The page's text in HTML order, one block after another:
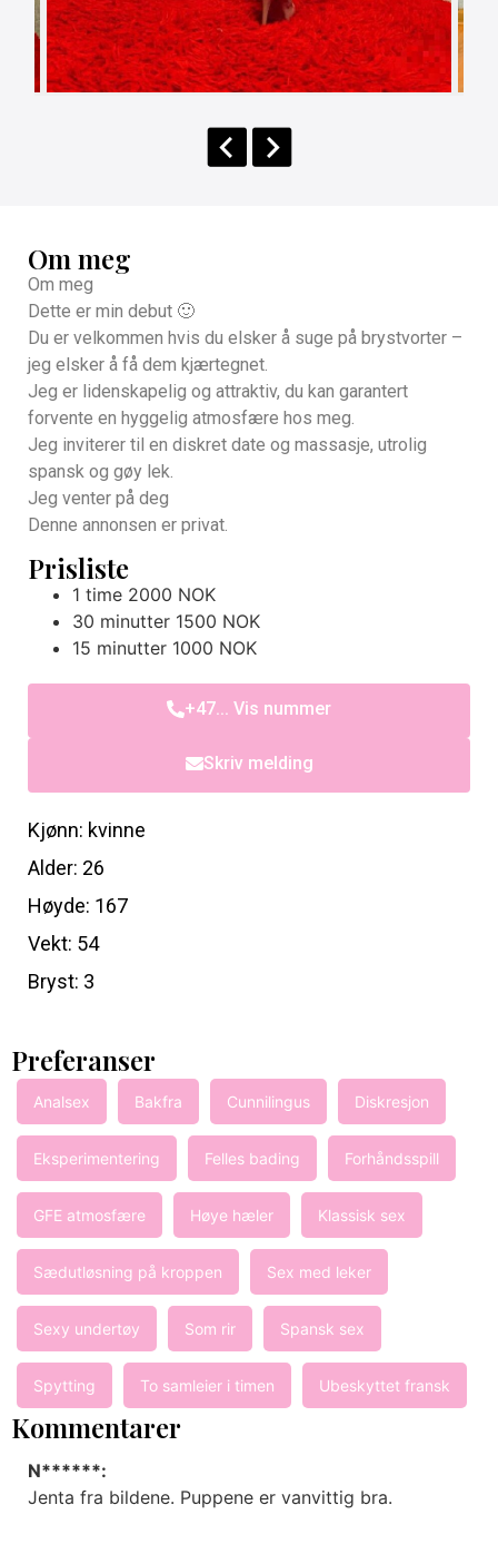
Om meg
Om meg
Dette er min debut 🙂
Du er velkommen hvis du elsker å suge på brystvorter –
jeg elsker å få dem kjærtegnet.
Jeg er lidenskapelig og attraktiv, du kan garantert
forvente en hyggelig atmosfære hos meg.
Jeg inviterer til en diskret date og massasje, utrolig
spansk og gøy lek.
Jeg venter på deg
Denne annonsen er privat.
Prisliste
1 time 2000 NOK
30 minutter 1500 NOK
15 minutter 1000 NOK
+47... Vis nummer
Skriv melding
Kjønn: kvinne
Alder: 26
Høyde: 167
Vekt: 54
Bryst: 3
Preferanser
Analsex Bakfra Cunnilingus Diskresjon
Eksperimentering Felles bading Forhåndsspill
GFE atmosfære Høye hæler Klassisk sex
Sædutløsning på kroppen Sex med leker
Sexy undertøy Som rir Spansk sex
Spytting To samleier i timen Ubeskyttet fransk
Kommentarer
N******:
Jenta fra bildene. Puppene er vanvittig bra.